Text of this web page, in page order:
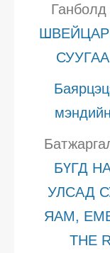
Ганболд
БҮГД
УЛСАД
ЯАМ,
THE